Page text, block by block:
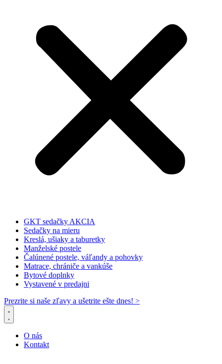
GKT sedačky AKCIA
Sedačky na mieru
Kreslá, ušiaky a taburetky
Manželské postele
Čalúnené postele, váľandy a pohovky
Matrace, chrániče a vankúše
Bytové doplnky
Vystavené v predajni
Prezrite si naše zľavy a ušetrite ešte dnes! >​
O nás
Kontakt